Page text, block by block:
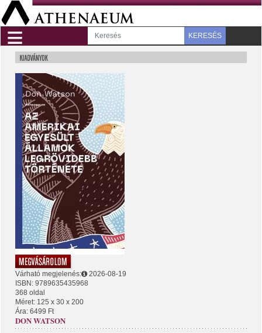
≡ KERESÉS
Várható megjelenés:
2026-08-19
ISBN: 9789635435968
368 oldal
Méret: 125 x 30 x 200
Ára: 6499 Ft
DON WATSON